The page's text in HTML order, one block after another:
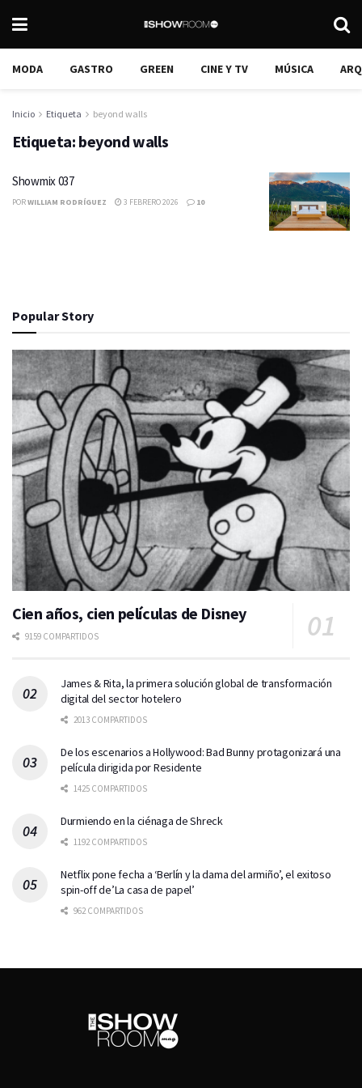
MODA GASTRO GREEN CINE Y TV MÚSICA
Inicio Etiqueta beyond walls
Etiqueta: beyond walls
Showmix 037
PORWILLIAM RODRÍGUEZ 3 FEBRERO 2026 10
Popular Story
Cien años, cien películas de Disney
9159 COMPARTIDOS
James & Rita, la primera solución global de transformación
digital del sector hotelero
2013 COMPARTIDOS
De los escenarios a Hollywood: Bad Bunny protagonizará una
película dirigida por Residente
1425 COMPARTIDOS
Durmiendo en la ciénaga de Shreck
1192 COMPARTIDOS
Netflix pone fecha a ‘Berlín y la dama del armiño’, el exitoso
spin-off de’La casa de papel’
962 COMPARTIDOS